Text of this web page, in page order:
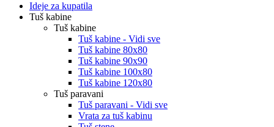
Ideje za kupatila
Tuš kabine
Tuš kabine
Tuš kabine - Vidi sve
Tuš kabine 80x80
Tuš kabine 90x90
Tuš kabine 100x80
Tuš kabine 120x80
Tuš paravani
Tuš paravani - Vidi sve
Vrata za tuš kabinu